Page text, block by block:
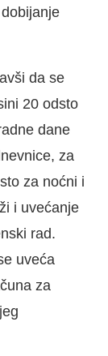
da se
20 odsto
dane
za
za noćni i
i uvećanje
rad.
uveća
za